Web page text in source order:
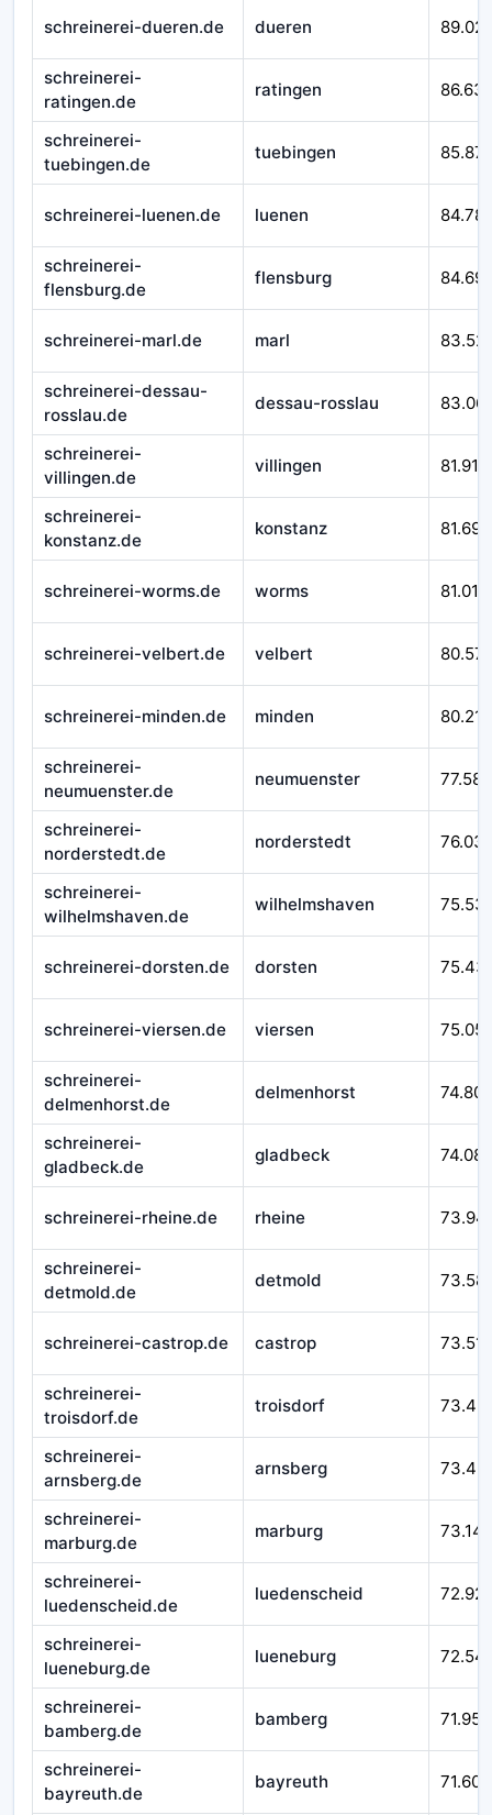
schreinerei-dueren.de dueren
schreinerei-
ratingen.de
ratingen
schreinerei-
tuebingen.de
tuebingen 85.871
schreinerei-luenen.de luenen
schreinerei-
flensburg.de
flensburg
schreinerei-marl.de marl
schreinerei-dessau-
rosslau.de
dessau-rosslau 83.061
schreinerei-
villingen.de
villingen 81.916
schreinerei-
konstanz.de
konstanz 81.692
schreinerei-worms.de worms 81.010
schreinerei-velbert.de velbert
schreinerei-minden.de minden 80.212
schreinerei-
neumuenster.de
neumuenster 77.588
schreinerei-
norderstedt.de
norderstedt
schreinerei-
wilhelmshaven.de
wilhelmshaven
schreinerei-dorsten.de dorsten
schreinerei-viersen.de viersen
schreinerei-
delmenhorst.de
delmenhorst
schreinerei-
gladbeck.de
gladbeck 74.086
schreinerei-rheine.de rheine
schreinerei-
detmold.de
detmold
schreinerei-castrop.de castrop 73.518
schreinerei-
troisdorf.de
troisdorf
schreinerei-
arnsberg.de
arnsberg
schreinerei-
marburg.de
marburg 73.147
schreinerei-
luedenscheid.de
luedenscheid
schreinerei-
lueneburg.de
lueneburg
schreinerei-
bamberg.de
bamberg 71.952
schreinerei-
bayreuth.de
bayreuth 71.601